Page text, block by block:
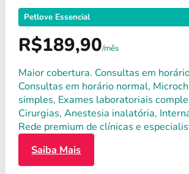
Petlove Essencial
R$189,90/mês
Maior cobertura. Consultas em
Consultas em horário normal,
simples, Exames laboratoriais
Cirurgias, Anestesia inalatória,
Rede premium de clínicas e
Saiba Mais